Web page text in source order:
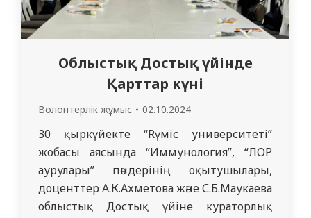
Облыстық Достық үйінде
Қарттар күні
Волонтерлік жұмыс 02.10.2024
30 қыркүйекте “Rүміс университеті”
жобасы аясында “Иммунология”, “ЛОР
аурулары” пәндерінің оқытушылары,
доценттер А.К.Ахметова және С.Б.Маукаева
облыстық Достық үйіне кураторлық